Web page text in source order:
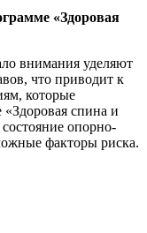
внимания уделяют
что приводит к
которые
спина и
опорно-
факторы риска.